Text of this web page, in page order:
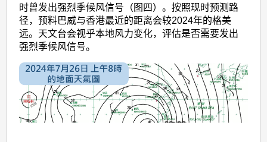
时曾发出强烈季候风信号（图四）。按照现时预测路
径，预料巴威与香港最近的距离会较2024年的格美
远。天文台会视乎本地风力变化，评估是否需要发出
强烈季候风信号。